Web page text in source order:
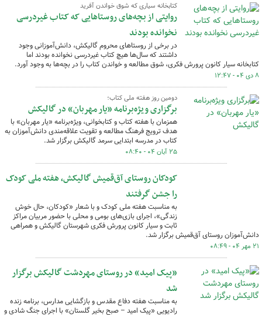
کتابخانه سیاری که شوق خواندن آفرید
روایتی از بچه‌های روستاهایی که کتاب غیردرسی‌
نخوانده بودند
در برخی از روستاهای محروم گالیکش، دانش‌آموزانی وجود
داشتند که سال‌ها هیچ کتاب غیردرسی نخوانده بودند اما
کتابخانه سیار کانون پرورش فکری، شوق مطالعه و خواندن کتاب را در بچه‌ها به وجود آورد.
۸ دی ۰۴ - ۱۲:۴۷
دومین روز هفته ملی کتاب؛
برگزاری ویژه‌برنامه «یار مهربان» در گالیکش
همزمان با هفته کتاب و کتابخوانی، ویژه‌برنامه «یار مهربان» با
هدف ترویج فرهنگ مطالعه و تقویت علاقه‌مندی دانش‌آموزان به
کتاب در مدرسه ابتدایی سرمد گالیکش برگزار شد.
۲۵ آبان ۰۴ - ۰۸:۴۰
کودکان روستای آق‌قمیش گالیکش، هفته ملی کودک
را جشن گرفتند
به مناسبت هفته ملی کودک و با شعار «کودکان، حال خوش
زندگی»، اجرای بازی‌های بومی و محلی با حضور مربیان مراکز
ثابت و سیار کانون پرورش فکری شهرستان گالیکش و همراهی
دانش‌آموزان روستای آق‌قمیش برگزار شد.
۲۱ مهر ۰۴ - ۰۸:۴۹
«پیک امید» در روستای مهردشت گالیکش برگزار
شد
به مناسبت هفته دفاع مقدس و بازگشایی مدارس، برنامه زنده
رادیویی «پیک امید – صبح بخیر گلستان» با اجرای جنگ شادی و